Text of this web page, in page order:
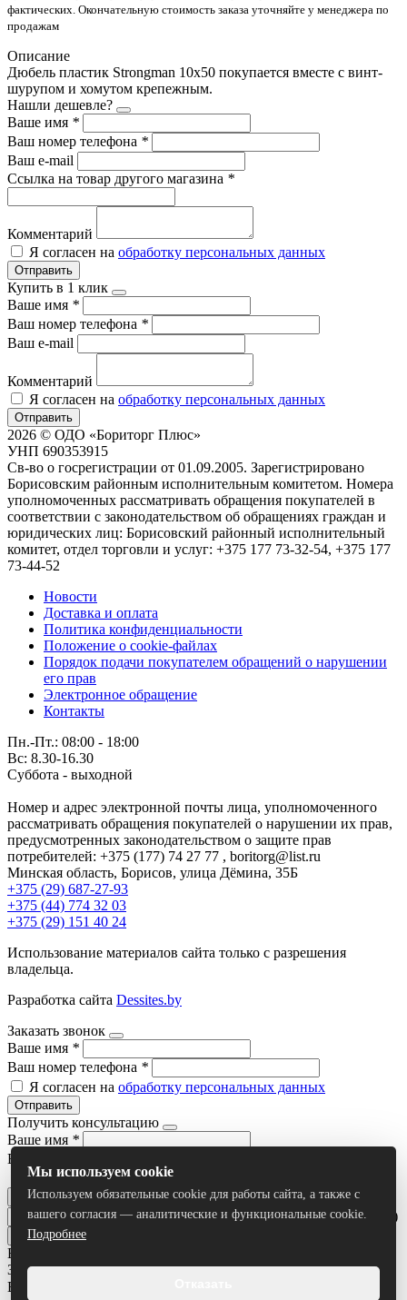
фактических. Окончательную стоимость заказа уточняйте у менеджера по
продажам
Описание
Дюбель пластик Strongman 10х50 покупается вместе с винт-
шурупом и хомутом крепежным.
Нашли дешевле?
Ваше имя *
Ваш номер телефона *
Ваш e-mail
Ссылка на товар другого магазина *
Комментарий
Я согласен на обработку персональных данных
Отправить
Купить в 1 клик
Ваше имя *
Ваш номер телефона *
Ваш e-mail
Комментарий
Я согласен на обработку персональных данных
Отправить
2026 © ОДО «Бориторг Плюс»
УНП 690353915
Св-во о госрегистрации от 01.09.2005. Зарегистрировано
Борисовским районным исполнительным комитетом. Номера
уполномоченных рассматривать обращения покупателей в
соответствии с законодательством об обращениях граждан и
юридических лиц: Борисовский районный исполнительный
комитет, отдел торговли и услуг: +375 177 73-32-54, +375 177
73-44-52
Новости
Доставка и оплата
Политика конфиденциальности
Положение о cookie-файлах
Порядок подачи покупателем обращений о нарушении
его прав
Электронное обращение
Контакты
Пн.-Пт.: 08:00 - 18:00
Вс: 8.30-16.30
Суббота - выходной
Номер и адрес электронной почты лица, уполномоченного
рассматривать обращения покупателей о нарушении их прав,
предусмотренных законодательством о защите прав
потребителей: +375 (177) 74 27 77 , boritorg@list.ru
Минская область, Борисов, улица Дёмина, 35Б
+375 (29) 687-27-93
+375 (44) 774 32 03
+375 (29) 151 40 24
Использование материалов сайта только с разрешения
владельца.
Разработка сайта Dessites.by
Заказать звонок
Ваше имя *
Ваш номер телефона *
Я согласен на обработку персональных данных
Отправить
Получить консультацию
Ваше имя *
Ваш номер телефона
Я согласен наобработку персональных данных
Отправить
Умный поиск(тестовый режим)
Все результаты
Задать вопрос
Ваше имя
Мы используем cookie
Используем обязательные cookie для работы сайта, а также с
вашего согласия — аналитические и функциональные cookie.
Подробнее